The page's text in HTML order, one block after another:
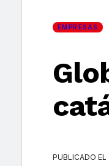
EMPRESAS
PUBLICADO